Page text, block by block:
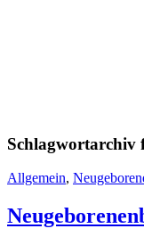
Schlagwortarchiv
Allgemein,